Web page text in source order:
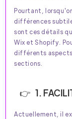
Pourtant,
différences
sont ces détails
Wix et Shopify.
différents
sections.
1.
Actuellement, il